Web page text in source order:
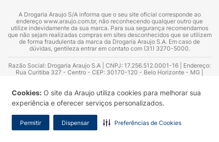
Cookies: O site da Araujo utiliza cookies para melhorar sua
experiência e oferecer serviços personalizados.
Permitir Dispensar Preferências de Cookies
A Drogaria Araujo S/A informa que o seu site oficial corresponde ao
endereço www.araujo.com.br, não reconhecendo qualquer outro que
utilize indevidamente da sua marca. Para sua segurança recomendamos
que não sejam realizadas compras em sites desconhecidos que se utilizem
de forma fraudulenta da marca da Drogaria Araujo S.A. Em caso de
dúvidas, gentileza entrar em contato com (31) 3270-5000.
Razão Social: Drogaria Araujo S.A | CNPJ: 17.256.512.0001-16 | Endereço:
Rua Curitiba 327 - Centro - CEP: 30170-120 - Belo Horizonte - MG |
Azevedo Guimarães – CRF 10.965 | Yasmin Silva Alvarenga – CRF 52.584 -
Consultor substituto: Thiago Aguiar Pinheiro - CRF Nº 13.748. Alvará
Sanitário: 2025020713 | Autorização de Funcionamento da Empresa (AFE):